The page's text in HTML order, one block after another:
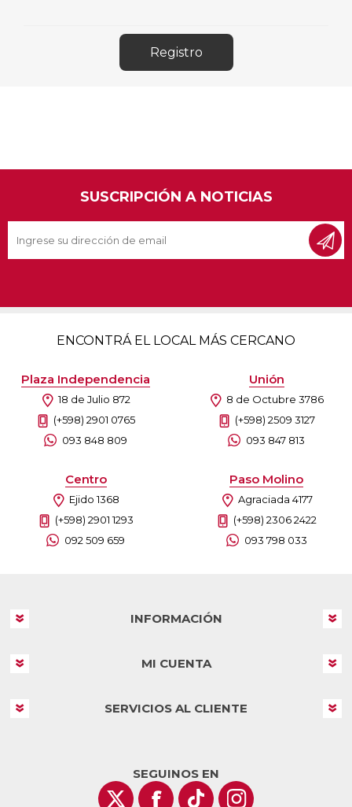
SUSCRIPCIÓN A NOTICIAS
ENCONTRÁ EL LOCAL MÁS CERCANO
Plaza Independencia
18 de Julio 872
(+598) 2901 0765
093 848 809
Unión
8 de Octubre 3786
(+598) 2509 3127
093 847 813
Centro
Ejido 1368
(+598) 2901 1293
092 509 659
Paso Molino
Agraciada 4177
(+598) 2306 2422
093 798 033
INFORMACIÓN
MI CUENTA
SERVICIOS AL CLIENTE
SEGUINOS EN